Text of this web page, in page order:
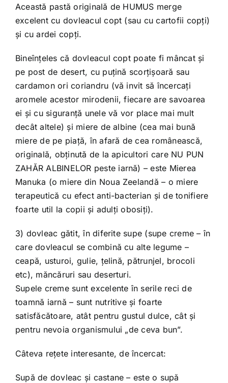
Această pastă originală de HUMUS merge
excelent cu dovleacul copt (sau cu cartofii copţi)
şi cu ardei copţi.
Bineînţeles că dovleacul copt poate fi mâncat şi
pe post de desert, cu puţină scorţişoară sau
cardamon ori coriandru (vă invit să încercaţi
aromele acestor mirodenii, fiecare are savoarea
ei şi cu siguranţă unele vă vor place mai mult
decât altele) şi miere de albine (cea mai bună
miere de pe piaţă, în afară de cea românească,
originală, obţinută de la apicultori care NU PUN
ZAHĂR ALBINELOR peste iarnă) – este Mierea
Manuka (o miere din Noua Zeelandă – o miere
terapeutică cu efect anti-bacterian şi de tonifiere
foarte util la copii şi adulţi obosiţi).
3) dovleac gătit, în diferite supe (supe creme – în
care dovleacul se combină cu alte legume –
ceapă, usturoi, gulie, ţelină, pătrunjel, brocoli
etc), măncăruri sau deserturi.
Supele creme sunt excelente în serile reci de
toamnă iarnă – sunt nutritive şi foarte
satisfăcătoare, atât pentru gustul dulce, cât şi
pentru nevoia organismului „de ceva bun”.
Câteva reţete interesante, de încercat:
Supă de dovleac şi castane – este o supă